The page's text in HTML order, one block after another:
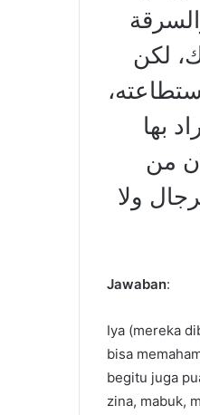
لكن
بها
من
ولا
Jawaban:
Iya (mereka
bisa
begitu juga
zina, mabuk,